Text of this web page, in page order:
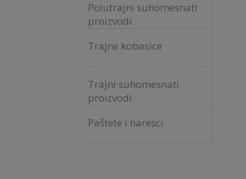
Polutrajni suhomesnati
proizvodi
Trajne kobasice
Trajni suhomesnati
proizvodi
Paštete i naresci